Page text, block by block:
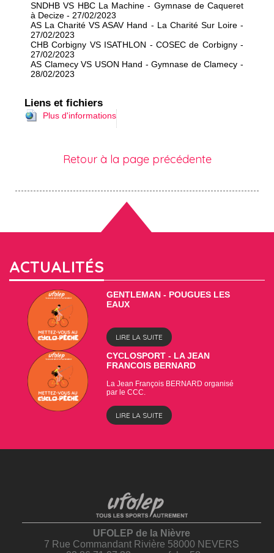
SNDHB VS HBC La Machine - Gymnase de Caqueret
à Decize - 27/02/2023
AS La Charité VS ASAV Hand - La Charité Sur Loire -
27/02/2023
CHB Corbigny VS ISATHLON - COSEC de Corbigny -
27/02/2023
AS Clamecy VS USON Hand - Gymnase de Clamecy -
28/02/2023
Liens et fichiers
Plus d'informations
Retour à la page précédente
ACTUALITÉS
GENTLEMAN - POUGUES LES
EAUX
LIRE LA SUITE
CYCLOSPORT - LA JEAN
FRANCOIS BERNARD
La Jean François BERNARD organisé
par le CCC.
LIRE LA SUITE
UFOLEP de la Nièvre
7 Rue Commandant Rivière 58000 NEVERS